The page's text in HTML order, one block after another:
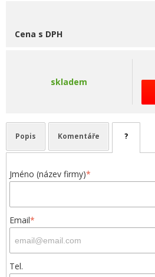
Cena s DPH
skladem
Popis Komentáře ?
Jméno (název firmy)*
Email*
Tel.